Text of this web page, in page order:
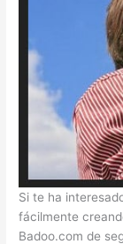
Si te ha
fácilmente
Badoo.com de